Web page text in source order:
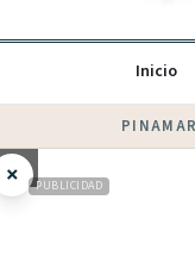
Inicio
× PUBLICIDAD